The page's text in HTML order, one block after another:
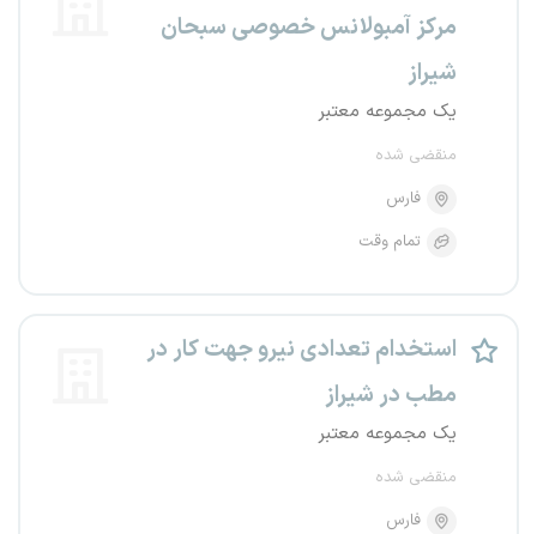
مرکز آمبولانس خصوصی سبحان
شیراز
یک مجموعه معتبر
منقضی شده
فارس
تمام وقت
استخدام تعدادی نیرو جهت کار در
مطب در شیراز
یک مجموعه معتبر
منقضی شده
فارس